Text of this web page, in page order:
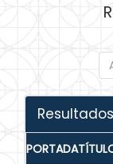
PORTADA